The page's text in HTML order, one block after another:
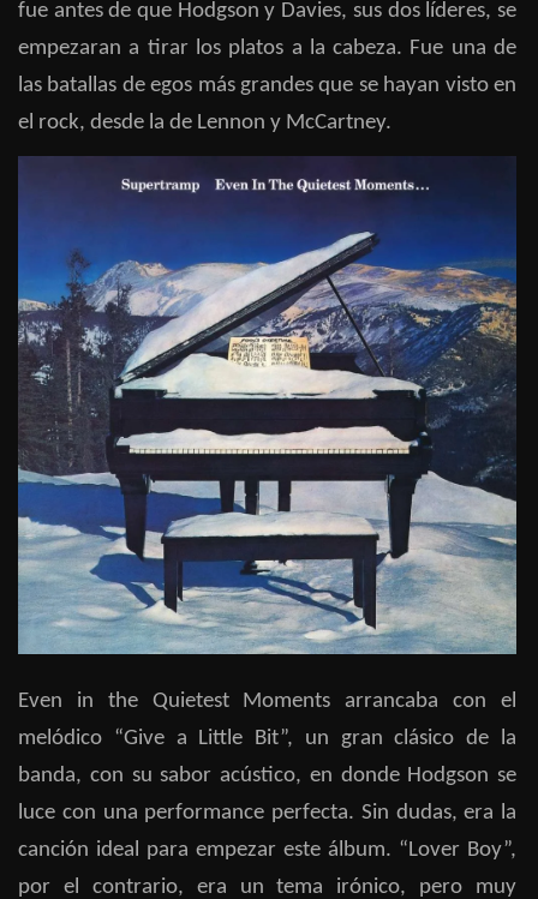
fue antes de que Hodgson y Davies, sus dos líderes, se
empezaran a tirar los platos a la cabeza. Fue una de
las batallas de egos más grandes que se hayan visto en
el rock, desde la de Lennon y McCartney.
Even in the Quietest Moments arrancaba con el
melódico “Give a Little Bit”, un gran clásico de la
banda, con su sabor acústico, en donde Hodgson se
luce con una performance perfecta. Sin dudas, era la
canción ideal para empezar este álbum. “Lover Boy”,
por el contrario, era un tema irónico, pero muy